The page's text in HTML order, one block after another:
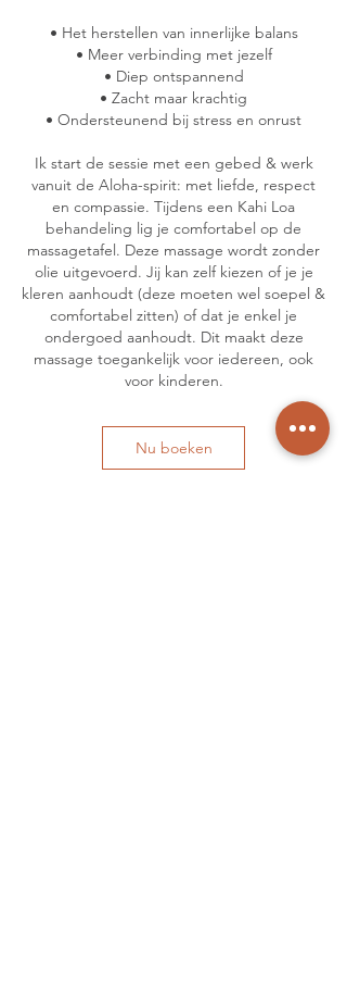
• Het herstellen van innerlijke balans
• Meer verbinding met jezelf
• Diep ontspannend
• Zacht maar krachtig
• Ondersteunend bij stress en onrust
Ik start de sessie met een gebed & werk
vanuit de Aloha-spirit: met liefde, respect
en compassie. Tijdens een Kahi Loa
behandeling lig je comfortabel op de
massagetafel. Deze massage wordt zonder
olie uitgevoerd. Jij kan zelf kiezen of je je
kleren aanhoudt (deze moeten wel soepel &
comfortabel zitten) of dat je enkel je
ondergoed aanhoudt. Dit maakt deze
massage toegankelijk voor iedereen, ook
voor kinderen.
Nu boeken